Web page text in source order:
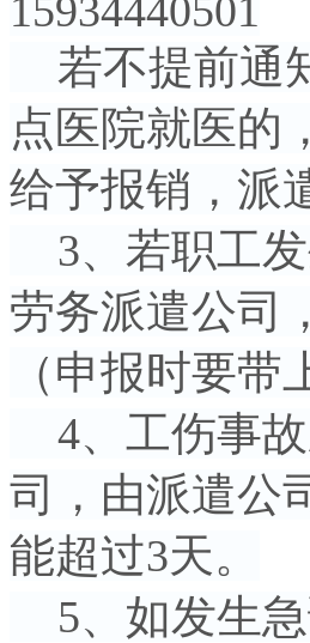
15934440501
若不提前通
点医院就医的
给予报销，派
3、若职工发
劳务派遣公司
（申报时要
4、工伤事故
司，由派遣公
能超过3天。
5、如发生急